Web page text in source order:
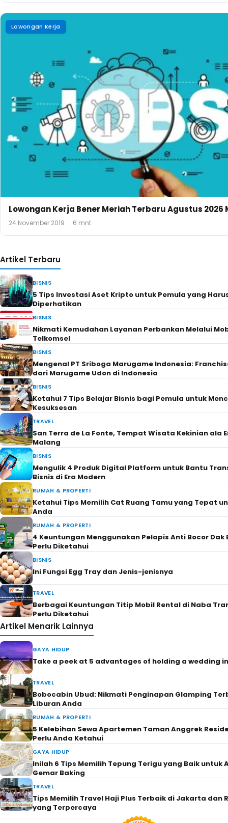
Lowongan Kerja
Lowongan Kerja Bener Meriah Terbaru Agustus 2026
24 November 2019 · 6 mnt
Artikel Terbaru
BISNIS
5 Tips Investasi Aset Kripto untuk Pemula yang
Diperhatikan
BISNIS
Nikmati Kemudahan Layanan Perbankan Melalui
Telkomsel
BISNIS
Mengenal PT Sriboga Marugame Indonesia:
dari Marugame Udon di Indonesia
BISNIS
Ketahui 7 Tips Belajar Bisnis bagi Pemula untuk
Kesuksesan
TRAVEL
San Terra de La Fonte, Tempat Wisata Kekinian ala
Malang
BISNIS
Mengulik 4 Produk Digital Platform untuk Bantu
Bisnis di Era Modern
RUMAH & PROPERTI
Ketahui Tips Memilih Cat Ruang Tamu yang Tepat
Anda
RUMAH & PROPERTI
4 Keuntungan Menggunakan Pelapis Anti Bocor Dak
Perlu Diketahui
BISNIS
Ini Fungsi Egg Tray dan Jenis-jenisnya
TRAVEL
Berbagai Keuntungan Titip Mobil Rental di Naba
Perlu Diketahui
Artikel Menarik Lainnya
GAYA HIDUP
Take a peek at 5 advantages of holding a wedding
TRAVEL
Bobocabin Ubud: Nikmati Penginapan Glamping
Liburan Anda
RUMAH & PROPERTI
5 Kelebihan Sewa Apartemen Taman Anggrek
Perlu Anda Ketahui
GAYA HIDUP
Inilah 6 Tips Memilih Tepung Terigu yang Baik untuk
Gemar Baking
TRAVEL
Tips Memilih Travel Haji Plus Terbaik di Jakarta dan
yang Terpercaya